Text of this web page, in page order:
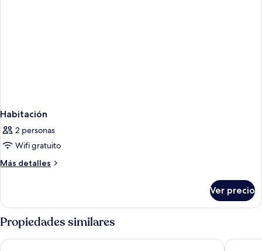
Habitación
2 personas
Wifi gratuito
Más detalles
Más
Ver precio
Propiedades similares
Mount Meru Hotel Airport